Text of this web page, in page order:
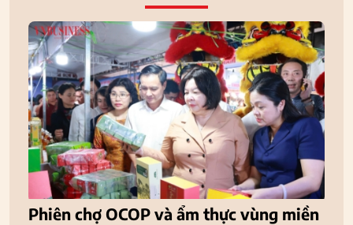
Phiên chợ OCOP và ẩm thực vùng miền